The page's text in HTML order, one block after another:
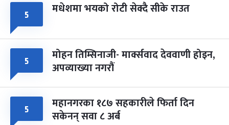
५ मधेशमा भयको रोटी सेक्दै सीके राउत
५ मोहन तिम्सिनाजी- मार्क्सवाद देववाणी होइन,
अपव्याख्या नगरौं
५ महानगरका १८७ सहकारीले फिर्ता दिन
सकेनन् सवा ८ अर्ब